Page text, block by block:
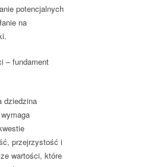
potencjalnych
na
– fundament
dziedzina
przejrzystość i
wartości, które